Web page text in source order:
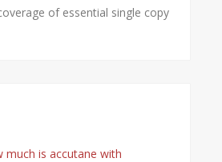
of essential single copy
much is accutane with